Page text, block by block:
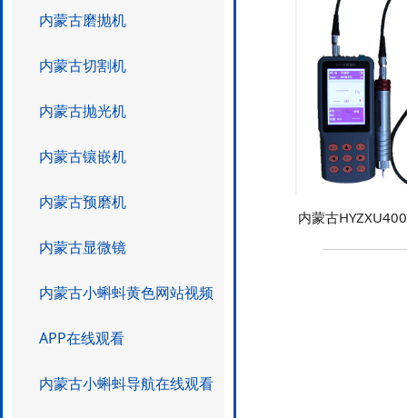
内蒙古磨抛机
内蒙古切割机
内蒙古抛光机
内蒙古镶嵌机
内蒙古预磨机
内蒙古显微镜
内蒙古小蝌蚪黄色网站视频
APP在线观看
内蒙古小蝌蚪导航在线观看
内蒙古